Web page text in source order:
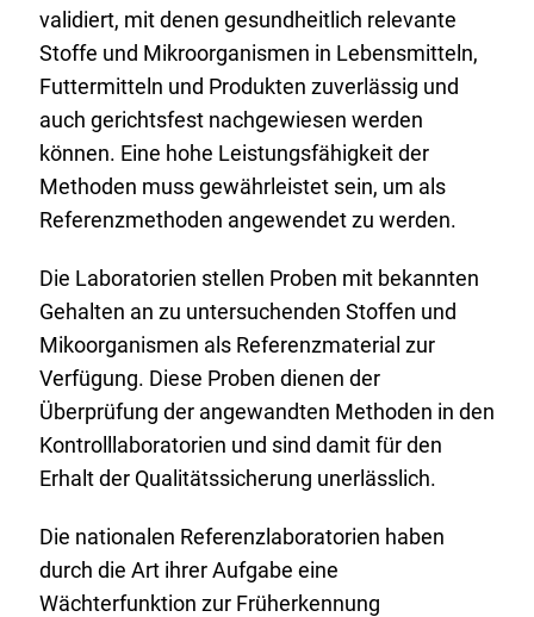
validiert, mit denen gesundheitlich relevante
Stoffe und Mikroorganismen in Lebensmitteln,
Futtermitteln und Produkten zuverlässig und
auch gerichtsfest nachgewiesen werden
können. Eine hohe Leistungsfähigkeit der
Methoden muss gewährleistet sein, um als
Referenzmethoden angewendet zu werden.
Die Laboratorien stellen Proben mit bekannten
Gehalten an zu untersuchenden Stoffen und
Mikoorganismen als Referenzmaterial zur
Verfügung. Diese Proben dienen der
Überprüfung der angewandten Methoden in den
Kontrolllaboratorien und sind damit für den
Erhalt der Qualitätssicherung unerlässlich.
Die nationalen Referenzlaboratorien haben
durch die Art ihrer Aufgabe eine
Wächterfunktion zur Früherkennung